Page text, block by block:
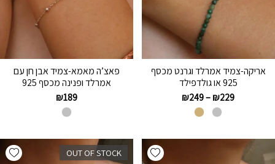
אריקה-צמיד אמרלד וגרנט מכסף
925 או גולדפילד
₪229
–
₪249
פאצ’ה מאמא-צמיד אבן חן עם
אמרלד ופנינה מכסף 925
₪189
Add wishlist
OUT OF STOCK